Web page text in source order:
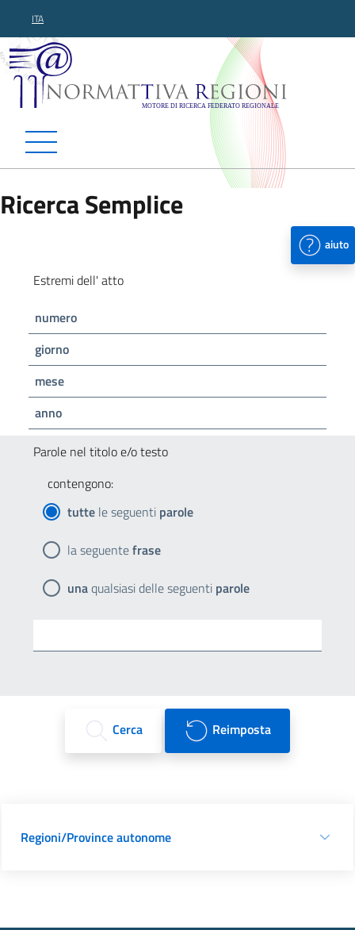
ITA
Normattiva Regioni -
Ricerca Semplice
aiuto
Estremi dell' atto
numero
giorno
mese
anno
Parole nel titolo e/o testo
contengono:
tutte le seguenti parole
la seguentefrase
unaqualsiasi delle seguenti parole
Cerca Reimposta
Regioni/Province autonome